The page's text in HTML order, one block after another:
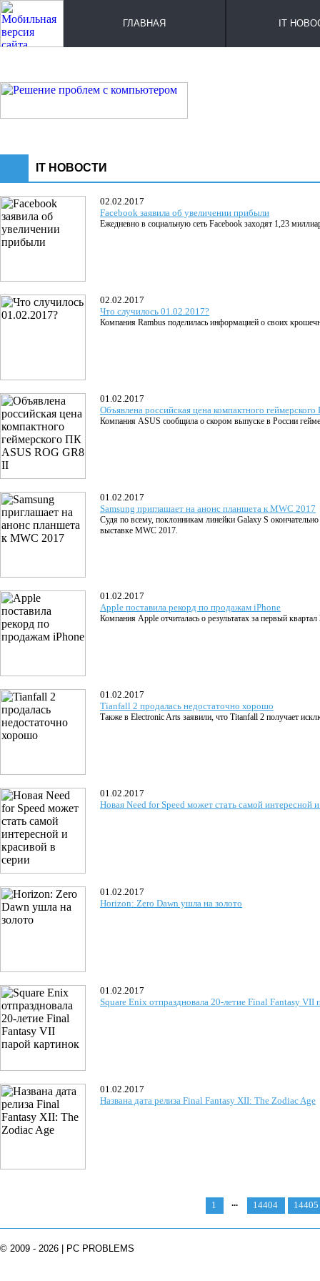
ГЛАВНАЯ IT
IT НОВОСТИ
02.02.2017
Facebook заявила об увеличении прибыли
Ежедневно в социальную сеть Facebook заходят 1,23
02.02.2017
Что случилось 01.02.2017?
Компания Rambus поделилась информацией о своих
01.02.2017
Объявлена российская цена компактного
Компания ASUS сообщила о скором выпуске в России
01.02.2017
Samsung приглашает на анонс планшета к MWC 2017
Судя по всему, поклонникам линейки Galaxy S
выставке MWC 2017.
01.02.2017
Apple поставила рекорд по продажам iPhone
Компания Apple отчиталась о результатах за первый
01.02.2017
Tianfall 2 продалась недостаточно хорошо
Также в Electronic Arts заявили, что Titanfall 2 получает
01.02.2017
Новая Need for Speed может стать самой интересной
01.02.2017
Horizon: Zero Dawn ушла на золото
01.02.2017
Square Enix отпраздновала 20-летие Final Fantasy VII
01.02.2017
Названа дата релиза Final Fantasy XII: The Zodiac Age
1 ... 14404 14405
© 2009 - 2026 | PC PROBLEMS